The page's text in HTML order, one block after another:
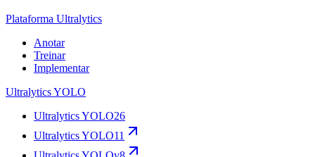
Plataforma Ultralytics
Anotar
Treinar
Implementar
Ultralytics YOLO
Ultralytics YOLO26
Ultralytics YOLO11